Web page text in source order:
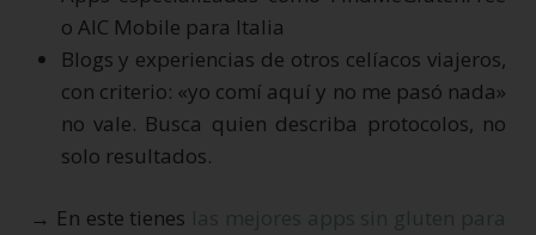
o AIC Mobile para Italia
Blogs y experiencias de otros celíacos viajeros,
con criterio: «yo comí aquí y no me pasó nada»
no vale. Busca quien describa protocolos, no
solo resultados.
→ En este tienes las mejores apps sin gluten para